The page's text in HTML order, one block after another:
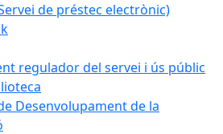
de préstec electrònic)
regulador del servei i ús públic
Desenvolupament de la